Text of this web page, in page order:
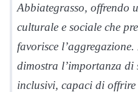
Abbiategrasso, offrendo
culturale e sociale che
favorisce
dimostra l’importanza
inclusivi, capaci di